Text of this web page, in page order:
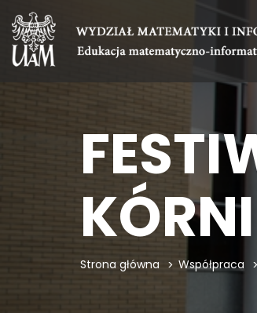
Strona główna Współpraca